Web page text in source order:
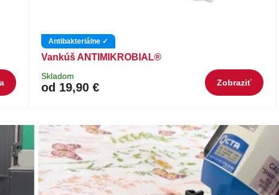
Antibakteriálne ✓
Vankúš ANTIMIKROBIAL®
Skladom
od 19,90 € Zobraziť